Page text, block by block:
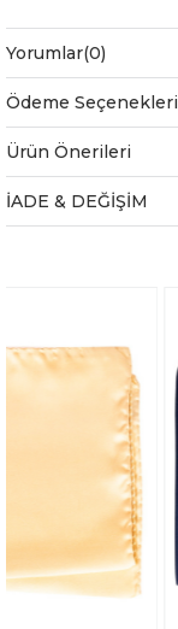
Yorumlar(0)
Ödeme Seçenekleri
Ürün Önerileri
İADE & DEĞİŞİM